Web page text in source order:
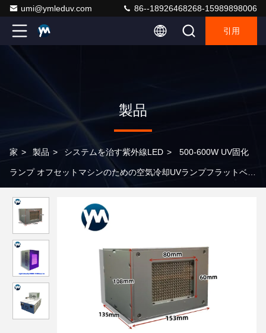
umi@ymleduv.com 86--18926468268-15989898006
引用
製品
家 > 製品 > システムを治す紫外線LED > 500-600W UV固化
ランプ オフセットマシンのための空気冷却UVランプフラットベッ